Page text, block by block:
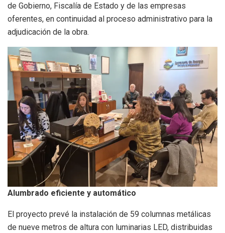
de Gobierno, Fiscalía de Estado y de las empresas
oferentes, en continuidad al proceso administrativo para la
adjudicación de la obra.
Alumbrado eficiente y automático
El proyecto prevé la instalación de 59 columnas metálicas
de nueve metros de altura con luminarias LED, distribuidas